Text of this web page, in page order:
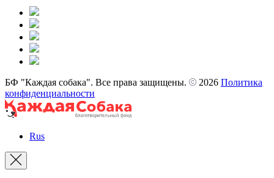
БФ "Каждая собака". Все права защищены. 2026 Политика
конфиденциальности
Rus